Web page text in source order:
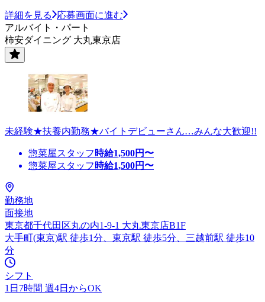
詳細を見る
応募画面に進む
アルバイト・パート
柿安ダイニング 大丸東京店
未経験★扶養内勤務★バイトデビューさん…みんな大歓迎!!
惣菜屋スタッフ 時給1,500円〜
惣菜屋スタッフ 時給1,500円〜
勤務地
面接地
東京都千代田区丸の内1-9-1 大丸東京店B1F
大手町(東京)駅 徒歩1分、東京駅 徒歩5分、三越前駅 徒歩10
分
シフト
1日7時間 週4日からOK